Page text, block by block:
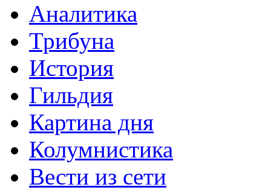
Аналитика
Трибуна
История
Гильдия
Картина дня
Колумнистика
Вести из сети